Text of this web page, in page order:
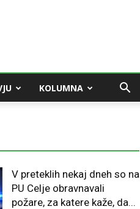
KOLUMNA
V preteklih nekaj dneh so na
PU Celje obravnavali
požare, za katere kaže, da...